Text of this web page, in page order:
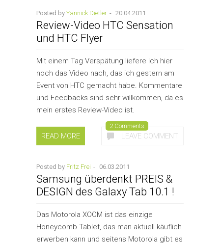
Posted by Yannick Dietler - 20.04.2011
Review-Video HTC Sensation
und HTC Flyer
Mit einem Tag Verspätung liefere ich hier
noch das Video nach, das ich gestern am
Event von HTC gemacht habe. Kommentare
und Feedbacks sind sehr willkommen, da es
mein erstes Review-Video ist.
READ MORE
2 Comments
LEAVE COMMENT
Posted by Fritz Frei - 06.03.2011
Samsung überdenkt PREIS &
DESIGN des Galaxy Tab 10.1 !
Das Motorola XOOM ist das einzige
Honeycomb Tablet, das man aktuell käuflich
erwerben kann und seitens Motorola gibt es